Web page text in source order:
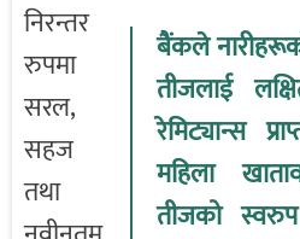
बैंकले
तीजलाई
रेमिट्यान्स
महिला
तीजको
निरन्तर
रुपमा
सरल,
सहज
तथा